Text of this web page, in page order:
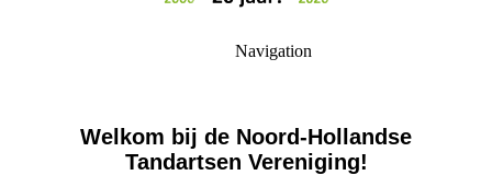
Navigation
Welkom bij de Noord-Hollandse
Tandartsen Vereniging!